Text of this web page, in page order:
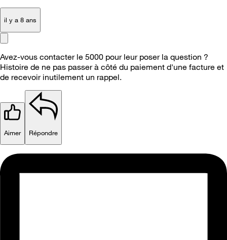
il y a 8 ans
Avez-vous contacter le 5000 pour leur poser la question ?
Histoire de ne pas passer à côté du paiement d'une facture et
de recevoir inutilement un rappel.
Aimer Répondre